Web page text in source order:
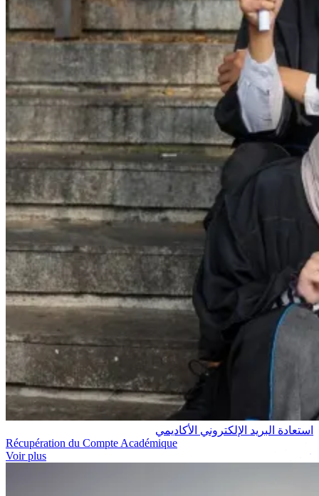
استعادة البريد الإلكتروني الأكاديمي
Récupération du Compte Académique
Voir plus